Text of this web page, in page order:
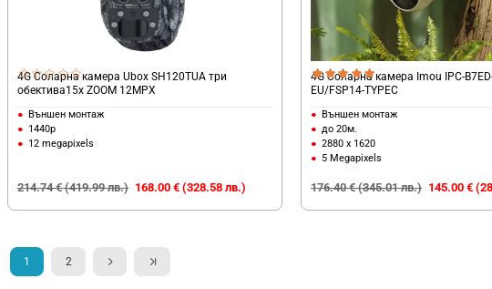
4G Соларна камера Ubox SH120TUA три
обектива15х ZOOM 12MPX
Външен монтаж
1440p
12 megapixels
168.00 € (328.58 лв.)
214.74 € (419.99 лв.)
4G Соларна камера Imou IPC-
EU/FSP14-TYPEC
Външен монтаж
до 20м.
2880 х 1620
5 Megapixels
145.00 €
176.40 € (345.01 лв.)
1 2